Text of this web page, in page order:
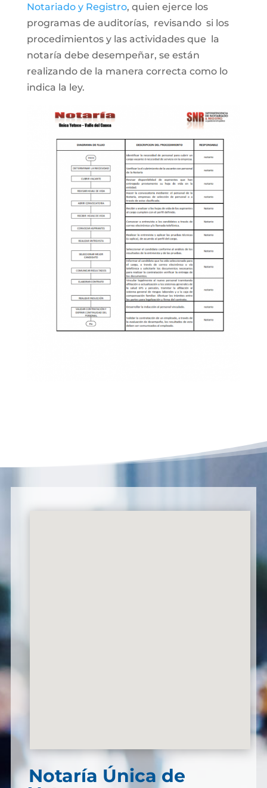
Notariado y Registro, quien ejerce los
programas de auditorías, revisando si los
procedimientos y las actividades que la
notaría debe desempeñar, se están
realizando de la manera correcta como lo
indica la ley.
Notaría Única de